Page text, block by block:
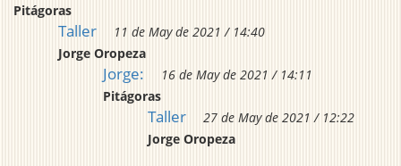
Pitágoras
Taller
11 de May de 2021 / 14:40
Jorge Oropeza
Jorge:
16 de May de 2021 / 14:11
Pitágoras
Taller
27 de May de 2021 / 12:22
Jorge Oropeza